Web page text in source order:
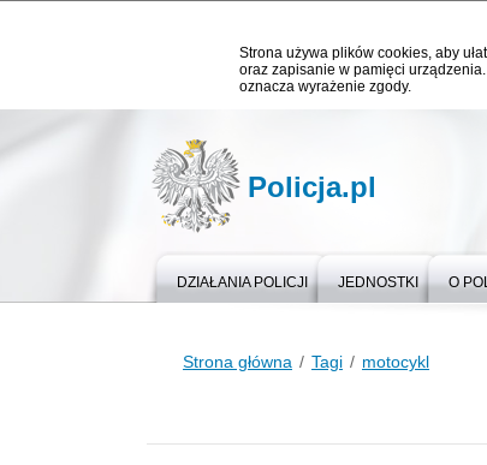
Strona używa plików cookies, aby
oraz zapisanie w pamięci
oznacza wyrażenie zgody.
Policja.pl
DZIAŁANIA POLICJI JEDNOSTKI O
Strona główna Tagi motocykl